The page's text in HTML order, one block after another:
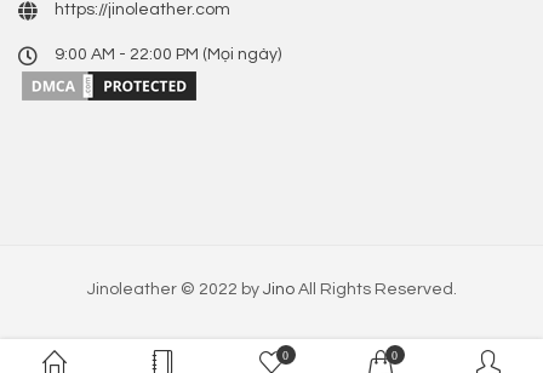
https://jinoleather.com
9:00 AM - 22:00 PM (Mọi ngày)
Jinoleather © 2022 by JinoAll Rights Reserved.
0 0